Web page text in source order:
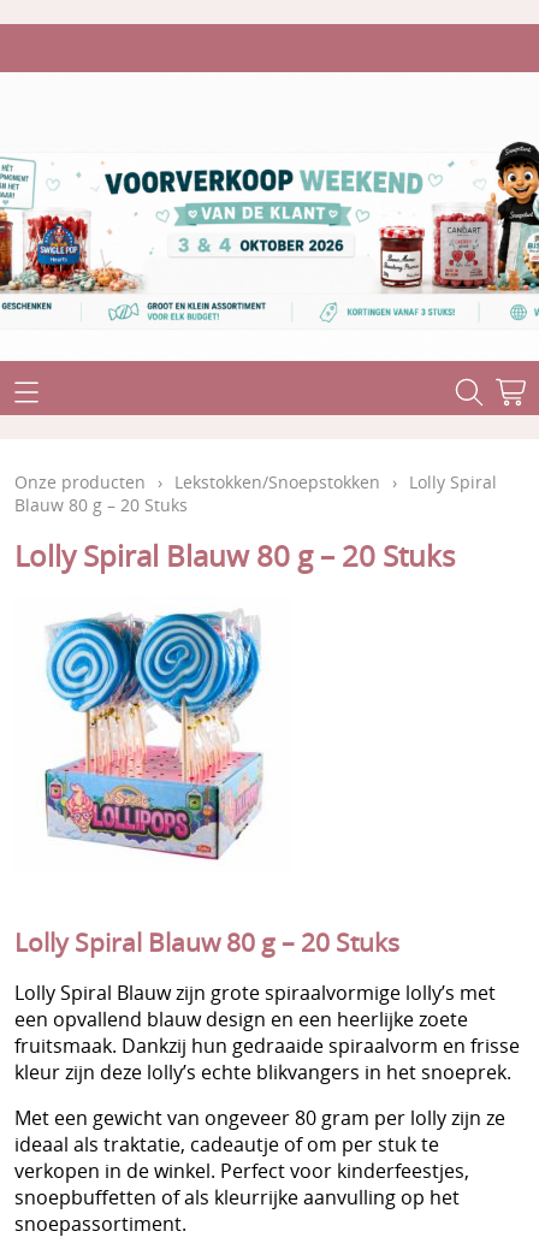
Home
Stuntaanbiedingen
Wafels
Gevulde snoepzakken B-keuze
Gevulde snoepzakken Haribo
Gevulde snoepzakken Halal
Gevulde spekzakken
Kampkriebels
Voorverkoop Halloween
Voorverkoop Snoepzak Sinterklaas
Voorverkoop Sinterklaaszak & -doos
Voorverkoop Snoepgoed Sinterklaas
Bulksnoep in kleine zakjes
Bulksnoep in silo/tubo
Bulksnoep in zakken
Levertermijn
Afhalen - Verzenden
Contact
Onze producten › Lekstokken/Snoepstokken › Lolly Spiral
Blauw 80 g – 20 Stuks
Lolly Spiral Blauw 80 g – 20 Stuks
Lolly Spiral Blauw 80 g – 20 Stuks
Lolly Spiral Blauw zijn grote spiraalvormige lolly’s met
een opvallend blauw design en een heerlijke zoete
fruitsmaak. Dankzij hun gedraaide spiraalvorm en frisse
kleur zijn deze lolly’s echte blikvangers in het snoeprek.
Met een gewicht van ongeveer 80 gram per lolly zijn ze
ideaal als traktatie, cadeautje of om per stuk te
verkopen in de winkel. Perfect voor kinderfeestjes,
snoepbuffetten of als kleurrijke aanvulling op het
snoepassortiment.